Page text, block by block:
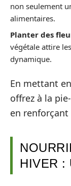
non seulement
alimentaires.
Planter des
végétale attire
dynamique.
En mettant
offrez à la
en
HIVER :